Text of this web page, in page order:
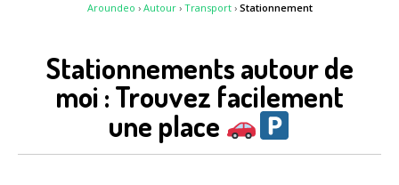
Aroundeo › Autour› Transport› Stationnement
Stationnements autour de
moi : Trouvez facilement
une place